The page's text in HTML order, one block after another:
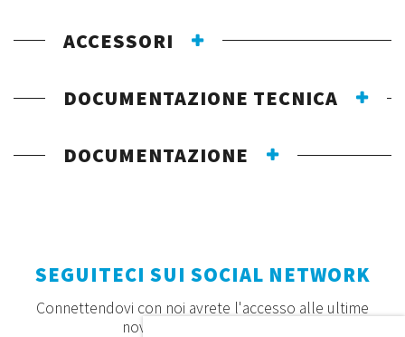
ACCESSORI
DOCUMENTAZIONE TECNICA
DOCUMENTAZIONE
SEGUITECI SUI SOCIAL NETWORK
Connettendovi con noi avrete l'accesso alle ultime
novità, offerte e prodotti